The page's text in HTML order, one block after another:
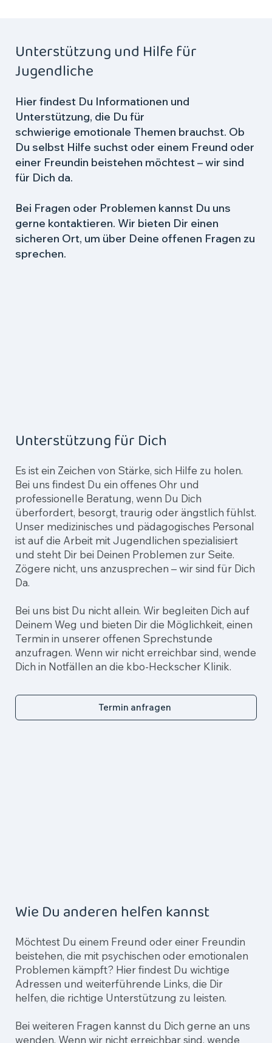
Unterstützung und Hilfe für
Jugendliche
Hier findest Du Informationen und
Unterstützung, die Du für
schwierige emotionale Themen brauchst. Ob
Du selbst Hilfe suchst oder einem Freund oder
einer Freundin beistehen möchtest – wir sind
für Dich da.
Bei Fragen oder Problemen kannst Du uns
gerne kontaktieren. Wir bieten Dir einen
sicheren Ort, um über Deine offenen Fragen zu
sprechen.
Unterstützung für Dich
Es ist ein Zeichen von Stärke, sich Hilfe zu holen.
Bei uns findest Du ein offenes Ohr und
professionelle Beratung, wenn Du Dich
überfordert, besorgt, traurig oder ängstlich fühlst.
Unser medizinisches und pädagogisches Personal
ist auf die Arbeit mit Jugendlichen spezialisiert
und steht Dir bei Deinen Problemen zur Seite.
Zögere nicht, uns anzusprechen – wir sind für Dich
Da.
Bei uns bist Du nicht allein. Wir begleiten Dich auf
Deinem Weg und bieten Dir die Möglichkeit, einen
Termin in unserer offenen Sprechstunde
anzufragen. Wenn wir nicht erreichbar sind, wende
Dich in Notfällen an die kbo-Heckscher Klinik.
Termin anfragen
Wie Du anderen helfen kannst
Möchtest Du einem Freund oder einer Freundin
beistehen, die mit psychischen oder emotionalen
Problemen kämpft? Hier findest Du wichtige
Adressen und weiterführende Links, die Dir
helfen, die richtige Unterstützung zu leisten.
Bei weiteren Fragen kannst du Dich gerne an uns
wenden. Wenn wir nicht erreichbar sind, wende